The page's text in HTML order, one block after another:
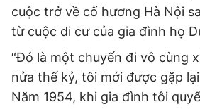
cuộc trở về cố hương Hà Nội
từ cuộc di cư của gia đình họ
“Đó là một chuyến đi vô cùng
nửa thế kỷ, tôi mới được gặp
Năm 1954, khi gia đình tôi